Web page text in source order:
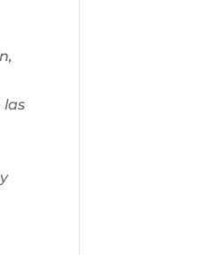
las